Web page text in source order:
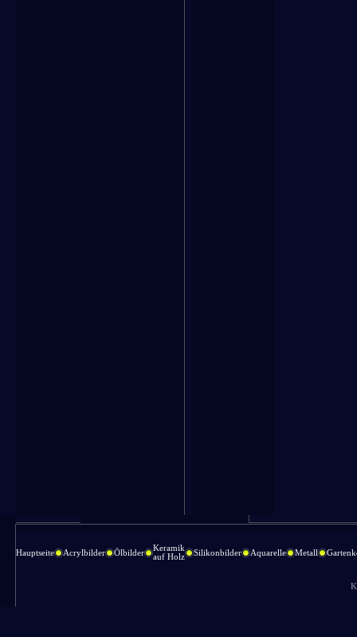
Hauptseite Acrylbilder Ölbilder
Keramik
auf Holz
Silikonbilder Aquarelle Metall